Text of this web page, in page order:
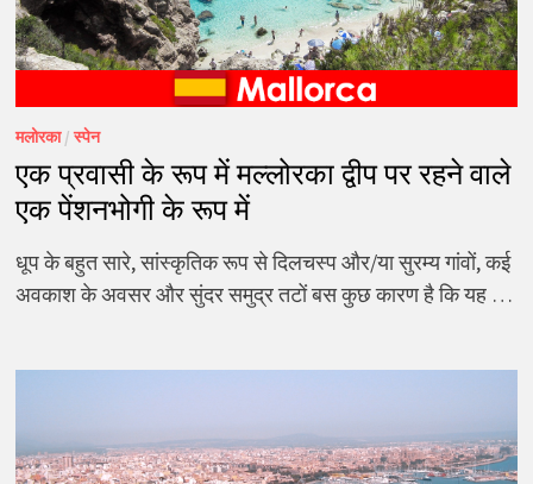
मलोरका/स्पेन
एक प्रवासी के रूप में मल्लोरका द्वीप पर रहने वाले
एक पेंशनभोगी के रूप में
धूप के बहुत सारे, सांस्कृतिक रूप से दिलचस्प और/या सुरम्य गांवों, कई
अवकाश के अवसर और सुंदर समुद्र तटों बस कुछ कारण है कि यह …